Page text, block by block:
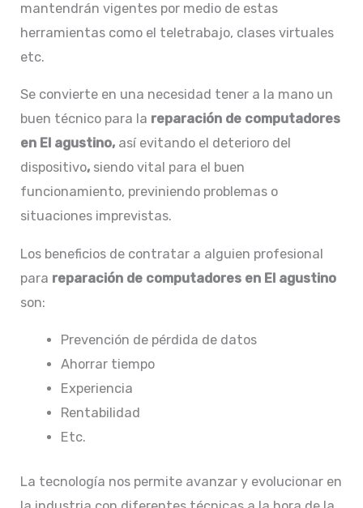
mantendrán vigentes por medio de estas
herramientas como el teletrabajo, clases virtuales
etc.
Se convierte en una necesidad tener a la mano un
buen técnico para la reparación de computadores
en El agustino, así evitando el deterioro del
dispositivo, siendo vital para el buen
funcionamiento, previniendo problemas o
situaciones imprevistas.
Los beneficios de contratar a alguien profesional
para reparación de computadores en El agustino
son:
Prevención de pérdida de datos
Ahorrar tiempo
Experiencia
Rentabilidad
Etc.
La tecnología nos permite avanzar y evolucionar en